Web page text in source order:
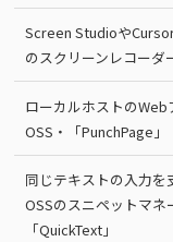
Screen Studioや
のスクリーンレコーダ
ローカルホストのWeb
OSS・「PunchPage」
同じテキストの入力
OSSのスニペットマネ
「QuickText」